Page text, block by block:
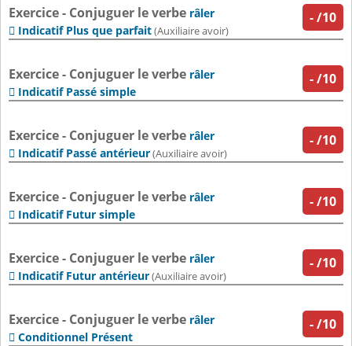
-/10
Exercice - Conjuguer le verbe râler
 Indicatif Plus que parfait(Auxiliaire avoir)
-/10
Exercice - Conjuguer le verbe râler
 Indicatif Passé simple
-/10
Exercice - Conjuguer le verbe râler
 Indicatif Passé antérieur(Auxiliaire avoir)
-/10
Exercice - Conjuguer le verbe râler
 Indicatif Futur simple
-/10
Exercice - Conjuguer le verbe râler
 Indicatif Futur antérieur(Auxiliaire avoir)
-/10
Exercice - Conjuguer le verbe râler
 Conditionnel Présent